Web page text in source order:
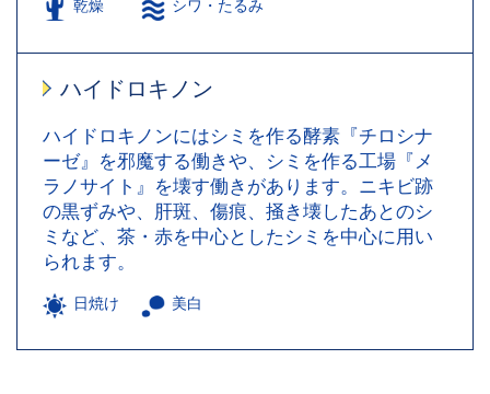
乾燥 シワ・たるみ
ハイドロキノン
ハイドロキノンにはシミを作る酵素『チロシナ
ーゼ』を邪魔する働きや、シミを作る工場『メ
ラノサイト』を壊す働きがあります。ニキビ跡
の黒ずみや、肝斑、傷痕、掻き壊したあとのシ
ミなど、茶・赤を中心としたシミを中心に用い
られます。
日焼け 美白